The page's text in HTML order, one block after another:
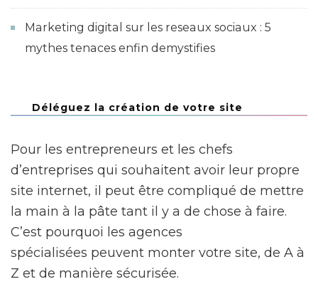
Marketing digital sur les reseaux sociaux : 5
mythes tenaces enfin demystifies
Déléguez la création de votre site
Pour les entrepreneurs et les chefs
d’entreprises qui souhaitent avoir leur propre
site internet, il peut être compliqué de mettre
la main à la pâte tant il y a de chose à faire.
C’est pourquoi les agences
spécialisées peuvent monter votre site, de A à
Z et de manière sécurisée.